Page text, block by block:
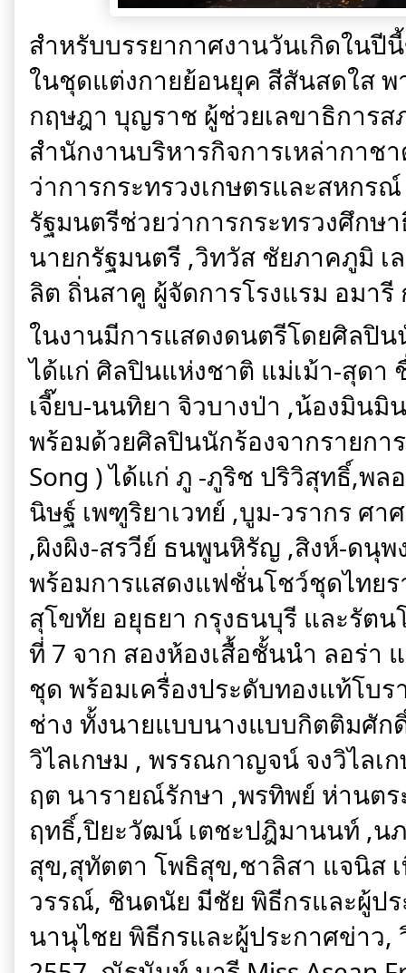
สำหรับบรรยากาศงานวันเกิดใน
ในชุดแต่งกายย้อนยุค สีสันสดใส
กฤษฎา บุญราช ผู้ช่วยเลขาธิการ
สำนักงานบริหารกิจการเหล่ากาช
ว่าการกระทรวงเกษตรและสหก
รัฐมนตรีช่วยว่าการกระทรวงศึกษ
นายกรัฐมนตรี ,วิทวัส ชัยภาคภูมิ เ
ลิต ถิ่นสาคู ผู้จัดการโรงแรม อมารี
ในงานมีการแสดงดนตรีโดยศิลปิ
ได้แก่ ศิลปินแห่งชาติ แม่เม้า-สุดา
เจี๊ยบ-นนทิยา จิวบางป่า ,น้องมิน
พร้อมด้วยศิลปินนักร้องจากรายกา
Song ) ได้แก่ ภู -ภูริช ปริวิสุทธิ์,พ
นิษฐ์ เพฑูริยาเวทย์ ,บูม-วรากร ศ
,ผิงผิง-สรวีย์ ธนพูนหิรัญ ,สิงห์-ดนุ
พร้อมการแสดงแฟชั่นโชว์ชุดไทย
สุโขทัย อยุธยา กรุงธนบุรี และรัต
ที่ 7 จาก สองห้องเสื้อชั้นนำ ลอร่า
ชุด พร้อมเครื่องประดับทองแท้โบ
ช่าง ทั้งนายแบบนางแบบกิตติมศั
วิไลเกษม , พรรณกาญจน์ จงวิไลเ
ฤต นารายณ์รักษา ,พรทิพย์ ห่านต
ฤทธิ์,ปิยะวัฒน์ เตชะปฎิมานนท์ ,น
สุข,สุทัตตา โพธิสุข,ชาลิสา แจนิส
วรรณ์, ชินดนัย มีชัย พิธีกรและผู้ป
นานุไชย พิธีกรและผู้ประกาศข่าว